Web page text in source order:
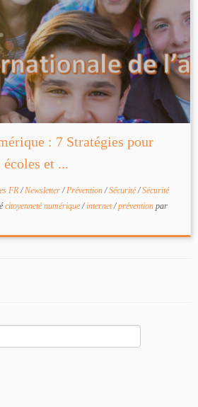
: 7 Stratégies pour
et ...
FR/Newsletter/Prévention/Sécurité/Sécurité
citoyenneté numérique/internet/prévention par